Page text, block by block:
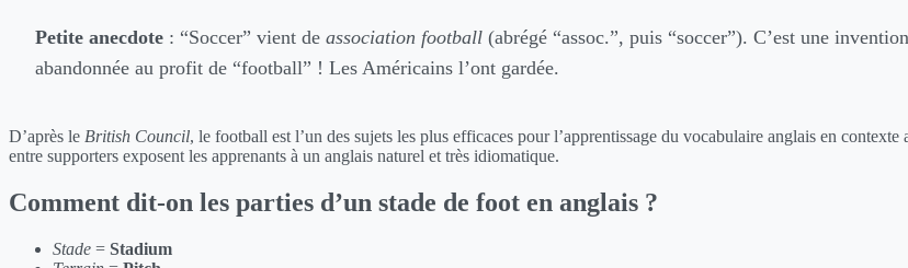
Petite anecdote : “Soccer” vient de association football (abrégé “assoc.”, puis “soccer”). C’est une
abandonnée au profit de “football” ! Les Américains l’ont gardée.
D’après le British Council, le football est l’un des sujets les plus efficaces pour l’apprentissage du vocabulaire anglais en
entre supporters exposent les apprenants à un anglais naturel et très idiomatique.
Comment dit-on les parties d’un stade de foot en anglais ?
Stade = Stadium